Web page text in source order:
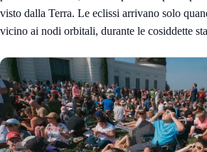
visto dalla Terra. Le eclissi arrivano solo
vicino ai nodi orbitali, durante le cosiddette